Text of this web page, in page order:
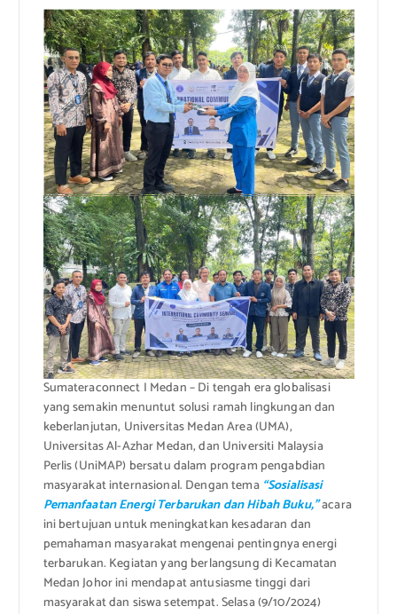
Sumateraconnect I Medan – Di tengah era globalisasi
yang semakin menuntut solusi ramah lingkungan dan
keberlanjutan, Universitas Medan Area (UMA),
Universitas Al-Azhar Medan, dan Universiti Malaysia
Perlis (UniMAP) bersatu dalam program pengabdian
masyarakat internasional. Dengan tema“Sosialisasi
Pemanfaatan Energi Terbarukan dan Hibah Buku,”acara
ini bertujuan untuk meningkatkan kesadaran dan
pemahaman masyarakat mengenai pentingnya energi
terbarukan. Kegiatan yang berlangsung di Kecamatan
Medan Johor ini mendapat antusiasme tinggi dari
masyarakat dan siswa setempat. Selasa (9/10/2024)